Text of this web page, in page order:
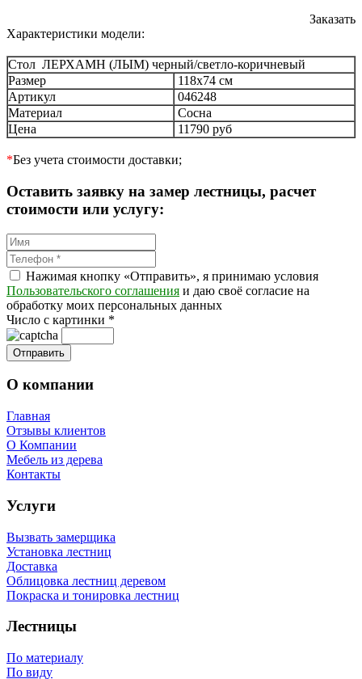
Заказать
Характеристики модели:
Стол ЛЕРХАМН (ЛЫМ) черный/светло-коричневый
Размер
118х74 см
Артикул
046248
Материал
Сосна
Цена
11790 руб
*Без учета стоимости доставки;
Оставить заявку на замер лестницы, расчет
стоимости или услугу:
Нажимая кнопку «Отправить», я принимаю условия
Пользовательского соглашения и даю своё согласие на
обработку моих персональных данных
Число с картинки *
О компании
Главная
Отзывы клиентов
О Компании
Мебель из дерева
Контакты
Услуги
Вызвать замерщика
Установка лестниц
Доставка
Облицовка лестниц деревом
Покраска и тонировка лестниц
Лестницы
По материалу
По виду